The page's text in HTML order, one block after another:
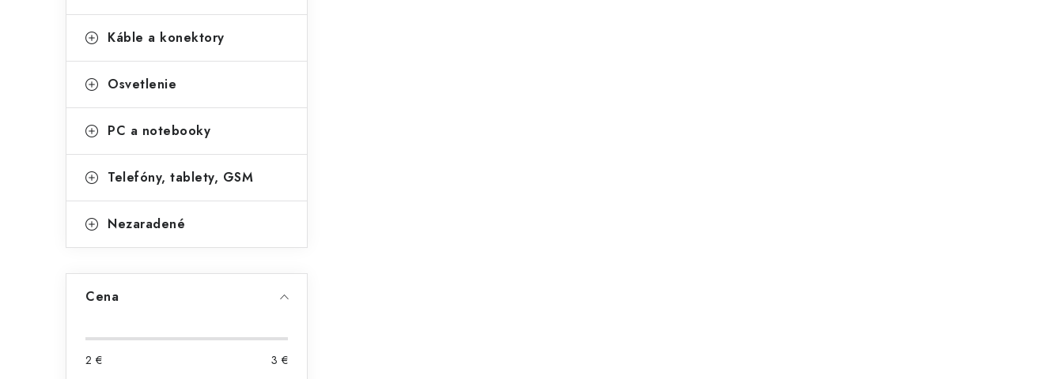
Káble a konektory
Osvetlenie
PC a notebooky
Telefóny, tablety, GSM
Nezaradené
Cena
2 € 3 €